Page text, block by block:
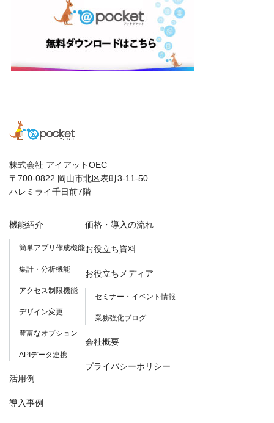
株式会社 アイアットOEC
〒700-0822 岡山市北区表町3-11-50
ハレミライ千日前7階
機能紹介
簡単アプリ作成機能
集計・分析機能
アクセス制限機能
デザイン変更
豊富なオプション
APIデータ連携
活用例
導入事例
価格・導入の流れ
お役立ち資料
お役立ちメディア
セミナー・イベント情報
業務強化ブログ
会社概要
プライバシーポリシー